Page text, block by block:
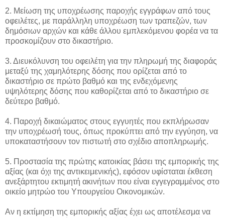
2. Μείωση της υποχρέωσης παροχής εγγράφων από τους
οφειλέτες, με παράλληλη υποχρέωση των τραπεζών, των
δημόσιων αρχών και κάθε άλλου εμπλεκόμενου φορέα να τα
προσκομίζουν στο δικαστήριο.
3. Διευκόλυνση του οφειλέτη για την πληρωμή της διαφοράς
μεταξύ της χαμηλότερης δόσης που ορίζεται από το
δικαστήριο σε πρώτο βαθμό και της ενδεχόμενης
υψηλότερης δόσης που καθορίζεται από το δικαστήριο σε
δεύτερο βαθμό.
4. Παροχή δικαιώματος στους εγγυητές που εκπλήρωσαν
την υποχρέωσή τους, όπως προκύπτει από την εγγύηση, να
υποκαταστήσουν τον πιστωτή στο σχέδιο αποπληρωμής.
5. Προστασία της πρώτης κατοικίας βάσει της εμπορικής της
αξίας (και όχι της αντικειμενικής), εφόσον υφίσταται έκθεση
ανεξάρτητου εκτιμητή ακινήτων που είναι εγγεγραμμένος στο
οικείο μητρώο του Υπουργείου Οικονομικών.
Αν η εκτίμηση της εμπορικής αξίας έχει ως αποτέλεσμα να